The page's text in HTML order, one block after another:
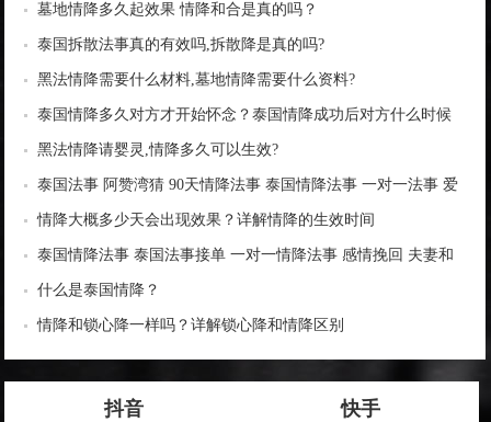
墓地情降多久起效果 情降和合是真的吗？
泰国拆散法事真的有效吗,拆散降是真的吗?
黑法情降需要什么材料,墓地情降需要什么资料?
泰国情降多久对方才开始怀念？泰国情降成功后对方什么时候
找你？
黑法情降请婴灵,情降多久可以生效?
泰国法事 阿赞湾猜 90天情降法事 泰国情降法事 一对一法事 爱
情和合 感情姻缘 夫妻助力 一心一意 家庭和睦
情降大概多少天会出现效果？详解情降的生效时间
泰国情降法事 泰国法事接单 一对一情降法事 感情挽回 夫妻和
合
什么是泰国情降？
情降和锁心降一样吗？详解锁心降和情降区别
抖音 快手